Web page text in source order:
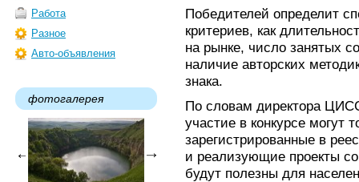
Работа
Разное
Авто-объявления
фотогалерея
Победителей определит
критериев, как
на рынке, число занятых
наличие авторских
знака.
По словам директора
участие в конкурсе могут
зарегистрированные в
и реализующие проекты
будут полезны для